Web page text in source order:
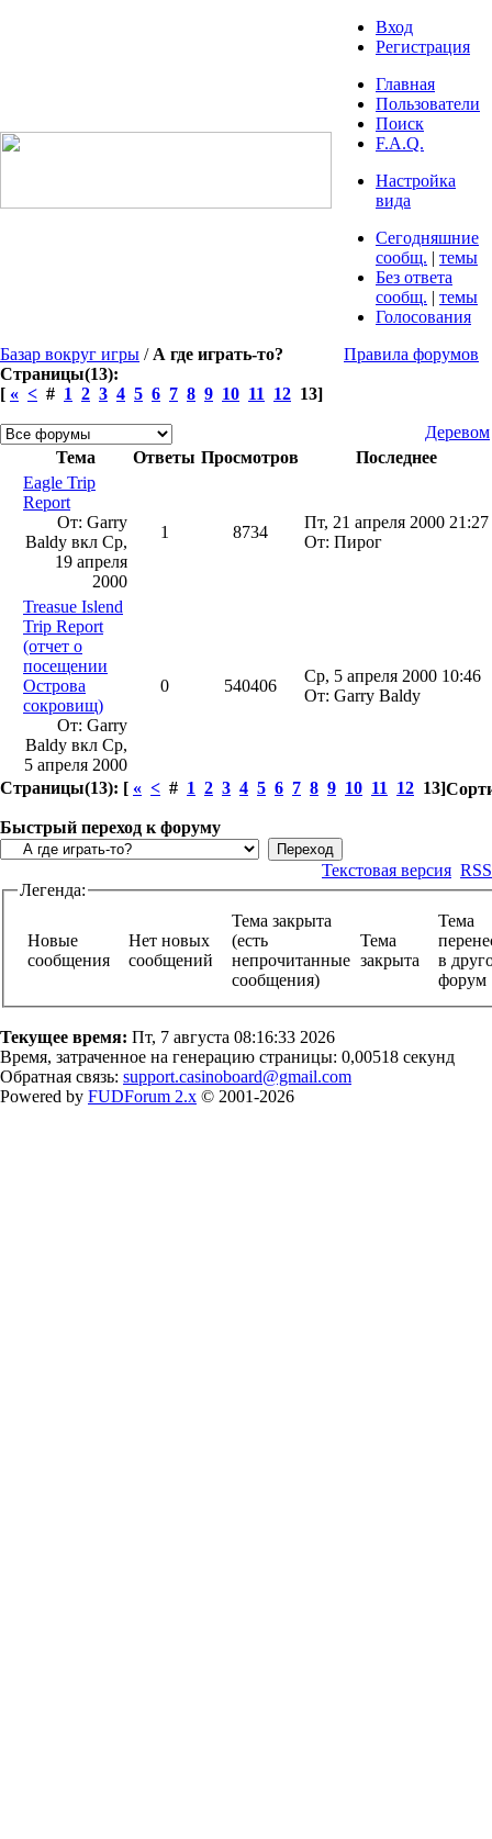
Вход
Регистрация
Главная
Пользователи
Поиск
F.A.Q.
Настройка
вида
Сегодняшние
сообщ. | темы
Без ответа
сообщ. | темы
Голосования
Базар вокруг игры / А где играть-то?
Правила форумов
Страницы(13):
[ « < # 1 2 3 4 5 6 7 8 9 10 11 12 13]
Деревом
Тема
Ответы Просмотров
Последнее
Eagle Trip
Report
От: Garry
Baldy вкл Ср,
19 апреля
2000
1 8734
Пт, 21 апреля 2000 21:27
От: Пирог
Treasue Islend
Trip Report
(отчет о
посещении
Острова
сокровищ)
От: Garry
Baldy вкл Ср,
5 апреля 2000
0 540406
Ср, 5 апреля 2000 10:46
От: Garry Baldy
Страницы(13): [ « < # 1 2 3 4 5 6 7 8 9 10 11 12 13]
Быстрый переход к форуму
Текстовая версия RSS
Легенда:
Новые
сообщения
Нет новых
сообщений
Тема закрыта
(есть
непрочитанные
сообщения)
Тема
закрыта
Тема
в
Текущее время: Пт, 7 августа 08:16:33 2026
Время, затраченное на генерацию страницы: 0,00518 секунд
Обратная связь: support.casinoboard@gmail.com
Powered by FUDForum 2.x © 2001-2026